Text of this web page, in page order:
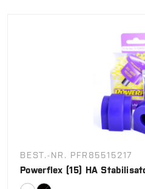
BEST.-NR. PFR85515217
Powerflex (15) HA